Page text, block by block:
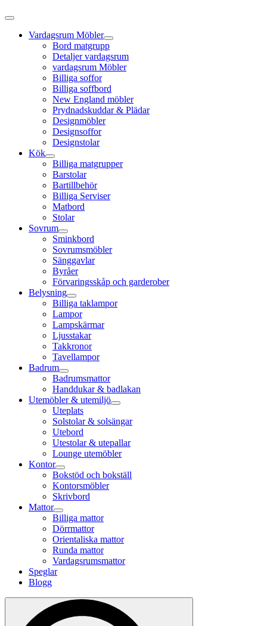
Vardagsrum Möbler
Bord matgrupp
Detaljer vardagsrum
vardagsrum Möbler
Billiga soffor
Billiga soffbord
New England möbler
Prydnadskuddar & Plädar
Designmöbler
Designsoffor
Designstolar
Kök
Billiga matgrupper
Barstolar
Bartillbehör
Billiga Serviser
Matbord
Stolar
Sovrum
Sminkbord
Sovrumsmöbler
Sänggavlar
Byråer
Förvaringsskåp och garderober
Belysning
Billiga taklampor
Lampor
Lampskärmar
Ljusstakar
Takkronor
Tavellampor
Badrum
Badrumsmattor
Handdukar & badlakan
Utemöbler & utemiljö
Uteplats
Solstolar & solsängar
Utebord
Utestolar & utepallar
Lounge utemöbler
Kontor
Bokstöd och bokställ
Kontorsmöbler
Skrivbord
Mattor
Billiga mattor
Dörrmattor
Orientaliska mattor
Runda mattor
Vardagsrumsmattor
Speglar
Blogg